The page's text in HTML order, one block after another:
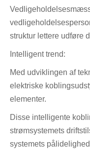
struktur lettere udføre
Intelligent trend:
Med udviklingen af
elektriske
elementer.
Disse intelligente
strømsystemets
systemets